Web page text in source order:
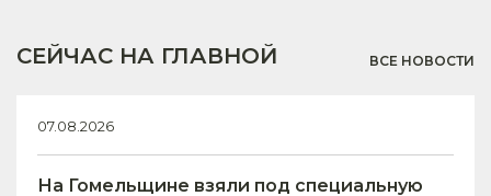
СЕЙЧАС НА ГЛАВНОЙ ВСЕ НОВОСТИ
07.08.2026
На Гомельщине взяли под специальную